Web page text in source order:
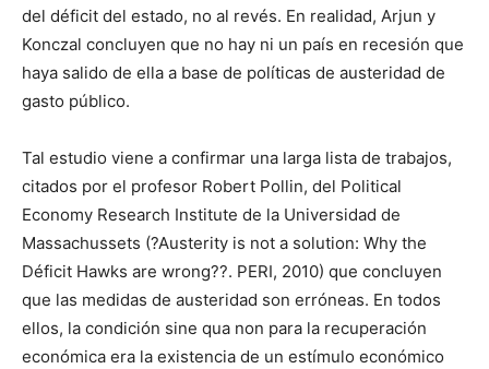
del déficit del estado, no al revés. En realidad, Arjun y
Konczal concluyen que no hay ni un país en recesión que
haya salido de ella a base de políticas de austeridad de
gasto público.
Tal estudio viene a confirmar una larga lista de trabajos,
citados por el profesor Robert Pollin, del Political
Economy Research Institute de la Universidad de
Massachussets (?Austerity is not a solution: Why the
Déficit Hawks are wrong??. PERI, 2010) que concluyen
que las medidas de austeridad son erróneas. En todos
ellos, la condición sine qua non para la recuperación
económica era la existencia de un estímulo económico